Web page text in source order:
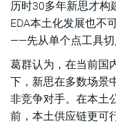
历时30多年新思才构
EDA本土化发展也不
——先从单个点工具切
葛群认为，在当前国
下，新思在多数场景
非竞争对手。在本土
前，本土供应链更可